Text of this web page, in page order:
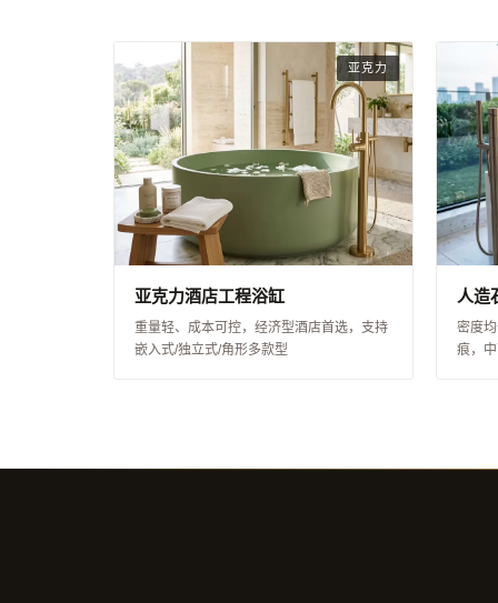
亚克力
亚克力酒店工程浴缸
重量轻、成本可控，经济型酒店首选，支持
嵌入式/独立式/角形多款型
人造
密度
痕，